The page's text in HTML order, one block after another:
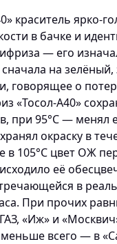
краситель ярко-
в бачке и
— его
на
говорящее о
«Тосол-А40»
при 95°С — менял
окраску в
105°С цвет ОЖ
её
в
При прочих
«Иж» и
всего — в